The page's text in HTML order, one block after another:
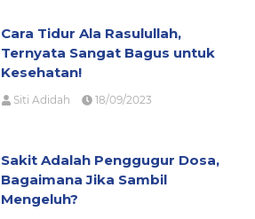
Cara Tidur Ala Rasulullah,
Ternyata Sangat Bagus untuk
Kesehatan!
Siti Adidah 18/09/2023
Sakit Adalah Penggugur Dosa,
Bagaimana Jika Sambil
Mengeluh?